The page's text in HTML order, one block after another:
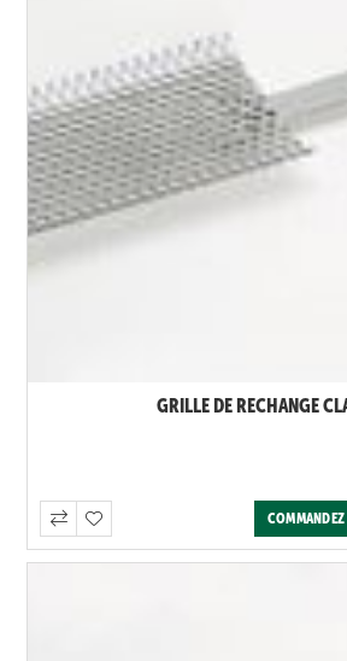
GRILLE DE RECHANGE